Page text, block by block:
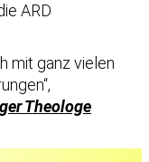
ARD
mit ganz vielen
Theologe